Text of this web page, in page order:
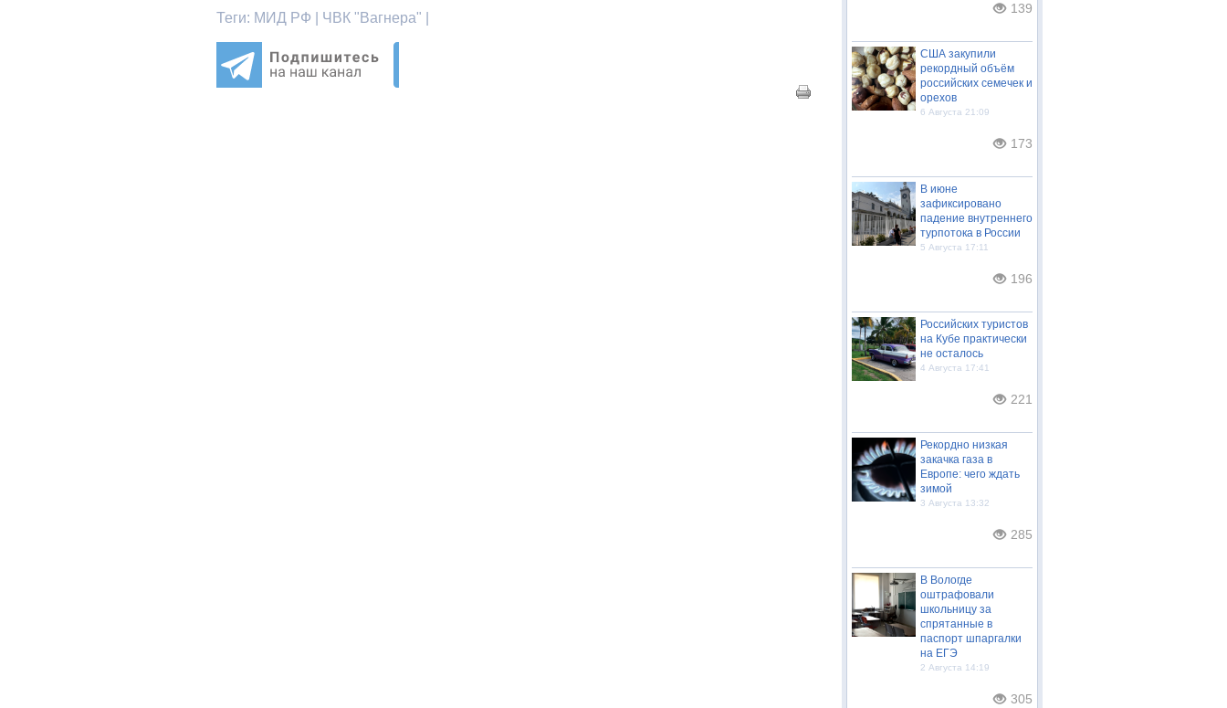
Теги: МИД РФ | ЧВК "Вагнера" |
139
США закупили
рекордный объём
российских семечек и
орехов
6 Августа 21:09
173
В июне
зафиксировано
падение внутреннего
турпотока в России
5 Августа 17:11
196
Российских туристов
на Кубе практически
не осталось
4 Августа 17:41
221
Рекордно низкая
закачка газа в
Европе: чего ждать
зимой
3 Августа 13:32
285
В Вологде
оштрафовали
школьницу за
спрятанные в
паспорт шпаргалки
на ЕГЭ
2 Августа 14:19
305